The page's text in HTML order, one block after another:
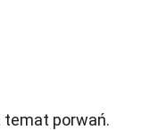
porwań.